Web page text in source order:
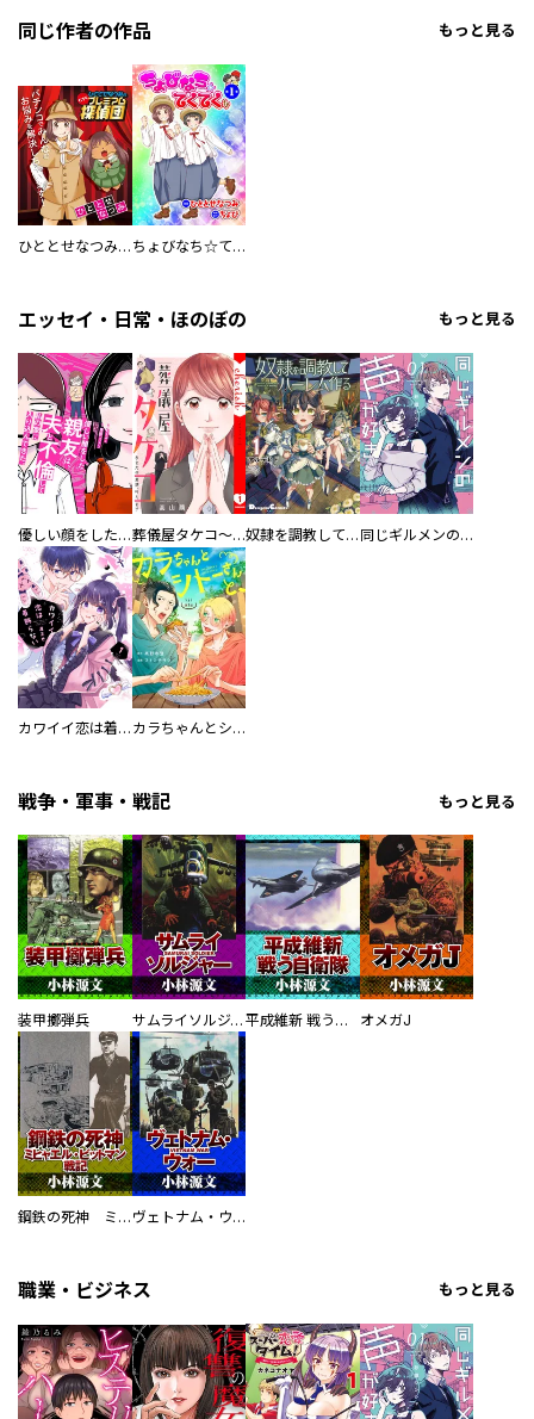
同じ作者の作品 もっと見る
ひととせなつみのこちらプレミアム探偵団 ちょびなち☆てくてく
エッセイ・日常・ほのぼの もっと見る
優しい顔をした親友は、夫と不倫して私の家に入り込んできた。 葬儀屋タケコ～あなたの最期、叶えます【電子単行本版】 奴隷を調教してハーレム作る 同じギルメンの声が好き
カワイイ恋は着飾らない カラちゃんとシトーさんと、 【分冊版】
戦争・軍事・戦記 もっと見る
装甲擲弾兵 サムライソルジャー SAMURAI SOLDIER 平成維新 戦う自衛隊 オメガJ
鋼鉄の死神 ミヒャエル・ビットマン戦記 ヴェトナム・ウォー VIETNAM WAR
職業・ビジネス もっと見る